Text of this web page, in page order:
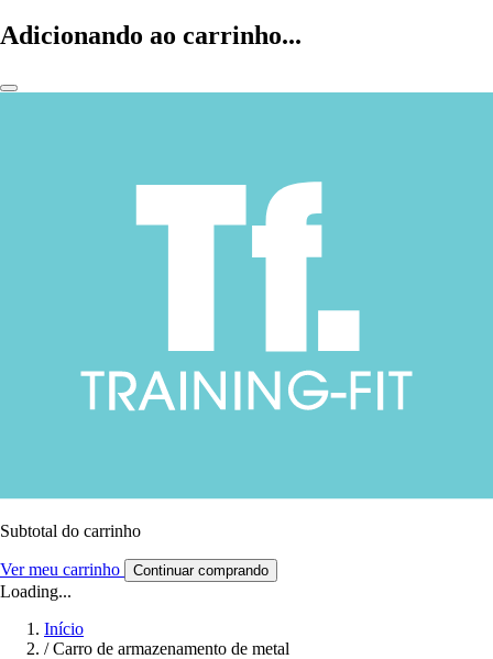
Adicionando ao carrinho...
Subtotal do carrinho
Ver meu carrinho Continuar comprando
Loading...
Início
/ Carro de armazenamento de metal